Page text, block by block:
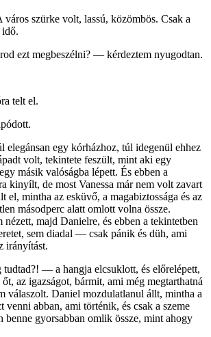
város szürke volt, lassú, közömbös. Csak a
idő.
ezt megbeszélni? — kérdeztem nyugodtan.
telt el.
elegánsan egy kórházhoz, túl idegenül ehhez
volt, tekintete feszült, mint aki egy
másik valóságba lépett. És ebben a
kinyílt, de most Vanessa már nem volt zavart
mintha az esküvő, a magabiztossága és az
másodperc alatt omlott volna össze.
nézett, majd Danielre, és ebben a tekintetben
sem diadal — csak pánik és düh, ami
irányítást.
— a hangja elcsuklott, és előrelépett,
az igazságot, bármit, ami még megtarthatná
válaszolt. Daniel mozdulatlanul állt, mintha a
venni abban, ami történik, és csak a szeme
benne gyorsabban omlik össze, mint ahogy